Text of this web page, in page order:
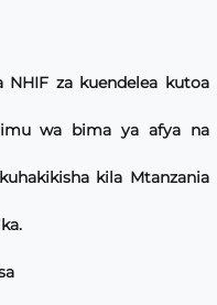
za kuendelea kutoa
wa bima ya afya na
kila Mtanzania